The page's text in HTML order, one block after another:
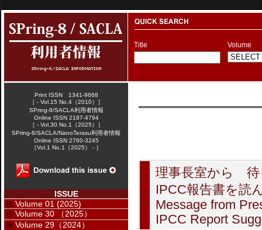
Title Volume
理事長室から 待
IPCC報告書を読
Message from
IPCC Report
Print ISSN 1341-9668
［ - Vol.15 No.4（2010）］
SPring-8/SACLA利用者情報
Online ISSN 2187-4794
［ - Vol.30 No.1（2025）］
SPring-8/SACLA/NanoTerasu利用者情報
Online ISSN 2760-3245
［Vol.1 No.1（2025） - ］
ISSUE
Volume 01 (2025)
Volume 30 （2025）
Volume 29（2024）